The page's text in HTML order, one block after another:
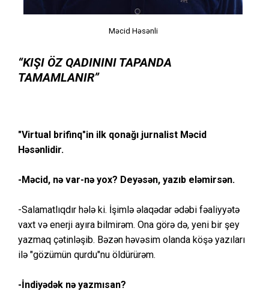
Məcid Həsənli
“KIŞI ÖZ QADININI TAPANDA
TAMAMLANIR”
"Virtual brifinq"in ilk qonağı jurnalist Məcid
Həsənlidir.
-Məcid, nə var-nə yox? Deyəsən, yazıb eləmirsən.
-Salamatlıqdır hələ ki. İşimlə əlaqədar ədəbi fəaliyyətə
vaxt və enerji ayıra bilmirəm. Ona görə də, yeni bir şey
yazmaq çətinləşib. Bəzən həvəsim olanda köşə yazıları
ilə "gözümün qurdu"nu öldürürəm.
-İndiyədək nə yazmısan?